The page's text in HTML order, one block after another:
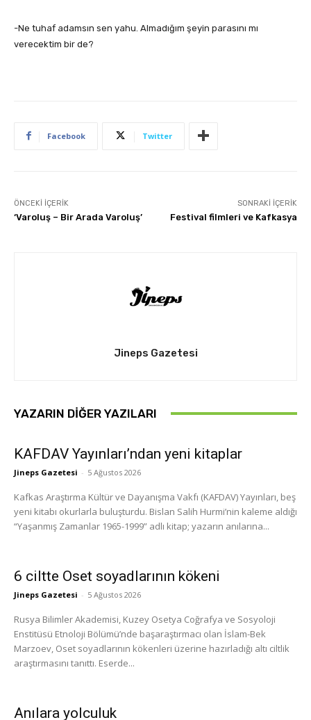
-Ne tuhaf adamsın sen yahu. Almadığım şeyin parasını mı
verecektim bir de?
Facebook Twitter
ÖNCEKI İÇERIK
‘Varoluş – Bir Arada Varoluş’
SONRAKI İÇERIK
Festival filmleri ve Kafkasya
Jineps Gazetesi
YAZARIN DIĞER YAZILARI
KAFDAV Yayınları’ndan yeni kitaplar
Jineps Gazetesi - 5 Ağustos 2026
Kafkas Araştırma Kültür ve Dayanışma Vakfı (KAFDAV) Yayınları, beş
yeni kitabı okurlarla buluşturdu. Bislan Salih Hurmi’nin kaleme aldığı
“Yaşanmış Zamanlar 1965-1999” adlı kitap; yazarın anılarına...
6 ciltte Oset soyadlarının kökeni
Jineps Gazetesi - 5 Ağustos 2026
Rusya Bilimler Akademisi, Kuzey Osetya Coğrafya ve Sosyoloji
Enstitüsü Etnoloji Bölümü’nde başaraştırmacı olan İslam-Bek
Marzoev, Oset soyadlarının kökenleri üzerine hazırladığı altı ciltlik
araştırmasını tanıttı. Eserde...
Anılara yolculuk